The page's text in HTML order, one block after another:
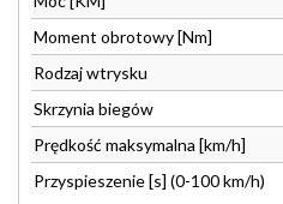
Moment obrotowy [Nm]
Rodzaj wtrysku
Skrzynia biegów
Prędkość maksymalna [km/h]
Przyspieszenie [s] (0-100 km/h)